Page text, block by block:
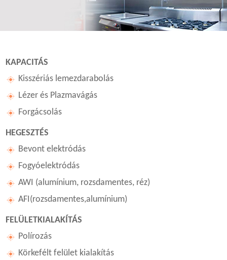
KAPACITÁS
Kisszériás lemezdarabolás
Lézer és Plazmavágás
Forgácsolás
HEGESZTÉS
Bevont elektródás
Fogyóelektródás
AWI (alumínium, rozsdamentes, réz)
AFI(rozsdamentes,alumínium)
FELÜLETKIALAKÍTÁS
Polírozás
Körkefélt felület kialakítás